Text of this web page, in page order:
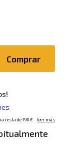
Comprar